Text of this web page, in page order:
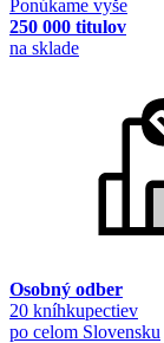
Ponúkame vyše
250 000 titulov
na sklade
Osobný odber
20 kníhkupectiev
po celom Slovensku